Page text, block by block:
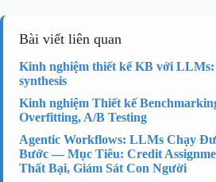
Bài viết liên quan
Kinh nghiệm thiết kế KB với
synthesis
Kinh nghiệm Thiết kế
Overfitting, A/B Testing
Agentic Workflows: LLMs Chạy
Bước — Mục Tiêu: Credit
Thất Bại, Giám Sát Con Người